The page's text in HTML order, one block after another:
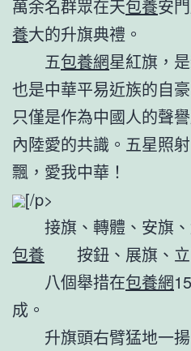
萬余名群眾在天包養安
養大的升旗典禮。
五包養網星紅旗，
也是中華平易近族的自
只僅是作為中國人的聲
內陸愛的共識。五星照
飄，愛我中華！
[/p>
接旗、轉體、安旗、
包養 按鈕、展旗、
八個舉措在包養網
成。
升旗頭右臂猛地一揚